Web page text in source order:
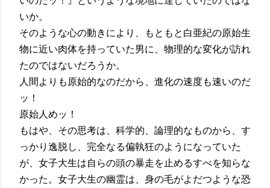
いか。
そのような心の動きにより、もともと白亜紀の原始生
物に近い肉体を持っていた男に、物理的な変化が訪れ
たのではないだろうか。
人間よりも原始的なのだから、進化の速度も速いのだ
ッ！
原始人めッ！
もはや、その思考は、科学的、論理的なものから、す
っかり逸脱し、完全なる偏執狂のようになっていた
が、女子大生は自らの頭の暴走を止めるすべを知らな
かった。女子大生の幽霊は、身の毛がよだつような恐